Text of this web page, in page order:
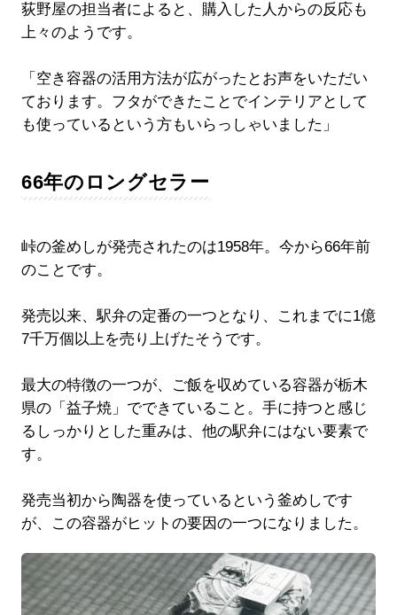
荻野屋の担当者によると、購入した人からの反応も
上々のようです。
「空き容器の活用方法が広がったとお声をいただい
ております。フタができたことでインテリアとして
も使っているという方もいらっしゃいました」
66年のロングセラー
峠の釜めしが発売されたのは1958年。今から66年前
のことです。
発売以来、駅弁の定番の一つとなり、これまでに1億
7千万個以上を売り上げたそうです。
最大の特徴の一つが、ご飯を収めている容器が栃木
県の「益子焼」でできていること。手に持つと感じ
るしっかりとした重みは、他の駅弁にはない要素で
す。
発売当初から陶器を使っているという釜めしです
が、この容器がヒットの要因の一つになりました。